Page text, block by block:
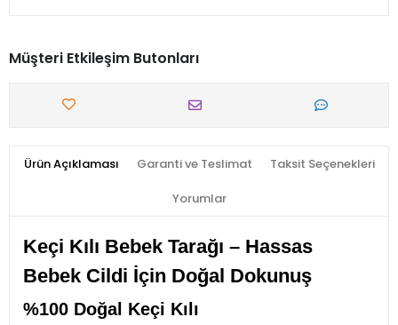
Müşteri Etkileşim Butonları
Ürün Açıklaması Garanti ve Teslimat Taksit Seçenekleri
Yorumlar
Keçi Kılı Bebek Tarağı – Hassas
Bebek Cildi İçin Doğal Dokunuş
%100 Doğal Keçi Kılı